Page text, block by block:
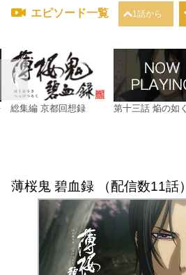
エピソード一覧 1話から
総集編 京都回想録 第十三話 焔の如く
薄桜鬼 碧血録 （配信数11話）